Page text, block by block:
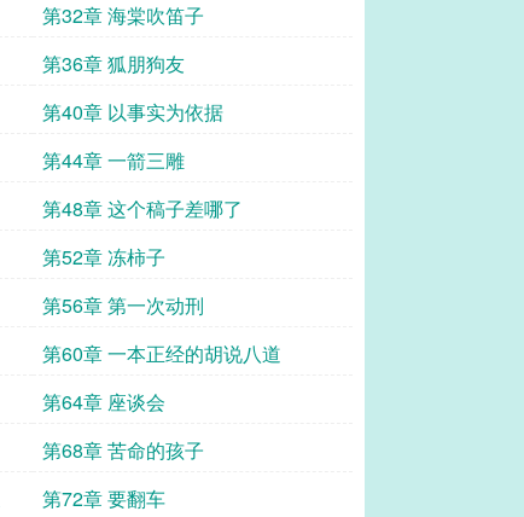
第32章 海棠吹笛子
第36章 狐朋狗友
第40章 以事实为依据
第44章 一箭三雕
第48章 这个稿子差哪了
第52章 冻柿子
第56章 第一次动刑
第60章 一本正经的胡说八道
第64章 座谈会
第68章 苦命的孩子
第72章 要翻车